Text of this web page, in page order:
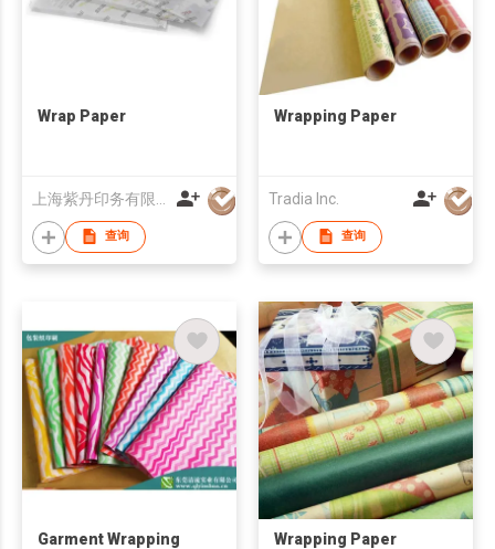
Wrap Paper
查询
Wrapping Paper
Tradia Inc.
查询
Garment Wrapping
Wrapping Paper